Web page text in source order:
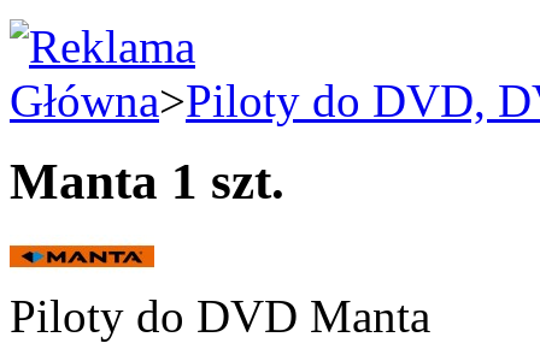
Główna>Piloty do DVD,
Manta 1 szt.
Piloty do DVD Manta